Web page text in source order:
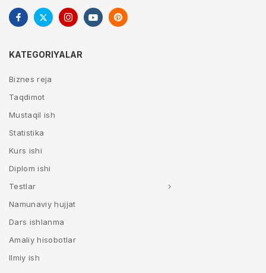
KATEGORIYALAR
Biznes reja
Taqdimot
Mustaqil ish
Statistika
Kurs ishi
Diplom ishi
Testlar
Namunaviy hujjat
Dars ishlanma
Amaliy hisobotlar
Ilmiy ish